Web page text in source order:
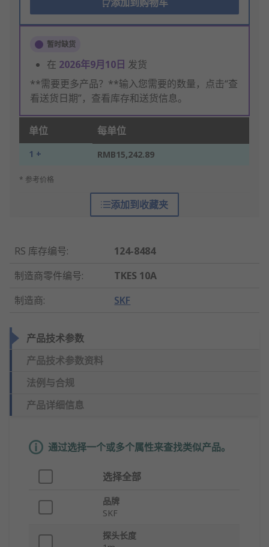
添加到购物车
暂时缺货
在 2026年9月10日 发货
**需要更多产品？**输入您需要的数量，点击“查
看送货日期”，查看库存和送货信息。
单位 每单位
1 + RMB15,242.89
* 参考价格
添加到收藏夹
RS 库存编号:
124-8484
制造商零件编号:
TKES 10A
制造商: SKF
产品技术参数
产品技术参数资料
法例与合规
产品详细信息
通过选择一个或多个属性来查找类似产品。
选择全部
品牌
SKF
探头长度